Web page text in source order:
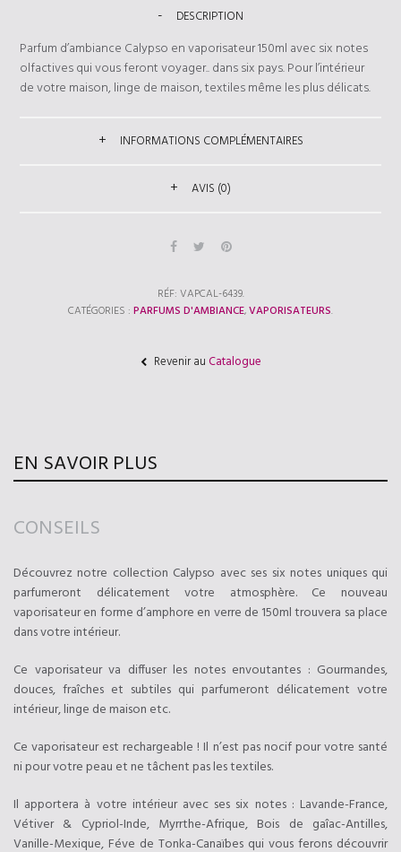
DESCRIPTION
Parfum d’ambiance Calypso en vaporisateur 150ml avec six notes
olfactives qui vous feront voyager.. dans six pays. Pour l’intérieur
de votre maison, linge de maison, textiles même les plus délicats.
INFORMATIONS COMPLÉMENTAIRES
AVIS (0)
RÉF: VAPCAL-6439.
CATÉGORIES :PARFUMS D'AMBIANCE,VAPORISATEURS.
Revenir auCatalogue
EN SAVOIR PLUS
CONSEILS
Découvrez notre collection Calypso avec ses six notes uniques qui
parfumeront délicatement votre atmosphère. Ce nouveau
vaporisateur en forme d’amphore en verre de 150ml trouvera sa place
dans votre intérieur.
Ce vaporisateur va diffuser les notes envoutantes : Gourmandes,
douces, fraîches et subtiles qui parfumeront délicatement votre
intérieur, linge de maison etc.
Ce vaporisateur est rechargeable ! Il n’est pas nocif pour votre santé
ni pour votre peau et ne tâchent pas les textiles.
Il apportera à votre intérieur avec ses six notes : Lavande-France,
Vétiver & Cypriol-Inde, Myrrthe-Afrique, Bois de gaîac-Antilles,
Vanille-Mexique, Féve de Tonka-Canaïbes qui vous ferons découvrir